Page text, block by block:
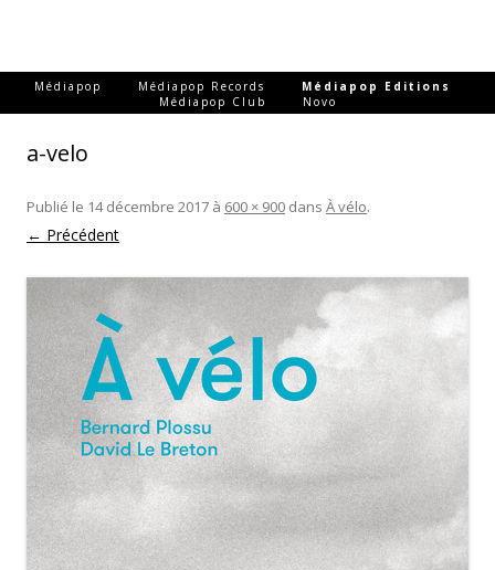
Médiapop Médiapop Records Médiapop Editions
Médiapop Club Novo
a-velo
Publié le 14 décembre 2017 à 600 × 900 dans À vélo.
← Précédent